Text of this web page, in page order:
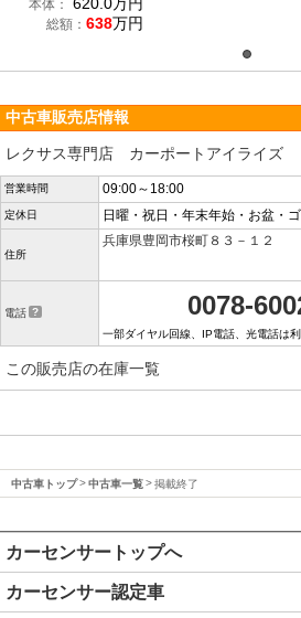
本体：
総額： 638万円
中古車販売店情報
レクサス専門店 カーポートアイライズ
営業時間 09:00～18:00
定休日 日曜・祝日・年末年始・お盆・
住所
兵庫県豊岡市桜町８３－１２
電話 0078-
一部ダイヤル回線、IP電話、光電話は
この販売店の在庫一覧
中古車トップ 中古車一覧 掲載終了
カーセンサートップへ
カーセンサー認定車